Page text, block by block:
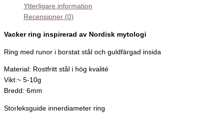
Ytterligare information
Recensioner (0)
Vacker ring inspirerad av Nordisk mytologi
Ring med runor i borstat stål och guldfärgad insida
Material: Rostfritt stål i hög kvalité
Vikt:~ 5-10g
Bredd: 6mm
Storleksguide innerdiameter ring